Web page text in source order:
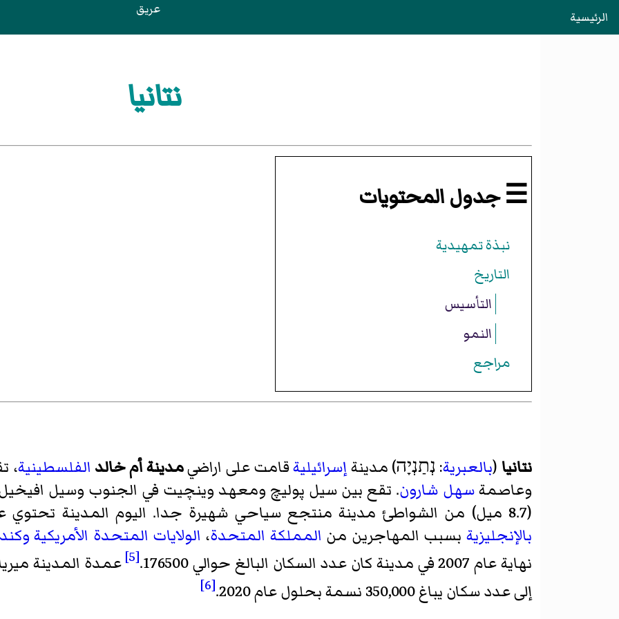
الرئيسية عريق
نتانيا
☰ جدول المحتويات
نبذة تمهيدية
التاريخ
التأسيس
النمو
مراجع
نتانيا (بالعبرية: נְתַנְיָה) مدينةإسرائيليةقامت على اراضيمدينة أم خالد الفلسطينية،
وعاصمةسهل شارون
(8.7 ميل) من الشواطئ مدينة منتجع سياحي شهيرة جدا. اليوم المدينة تحتوي على عدد كبير من السكان الناطقين
بالإنجليزية بسبب المهاجرين من المملكة المتحدة، الولايات المتحدة الأمريكية
نهاية عام 2007 في مدينة كان عدد السكان البالغ حوالي 176500.
[5] عمدة المدينة
إلى عدد سكان يباغ 350,000 نسمة بحلول عام 2020.
[6]